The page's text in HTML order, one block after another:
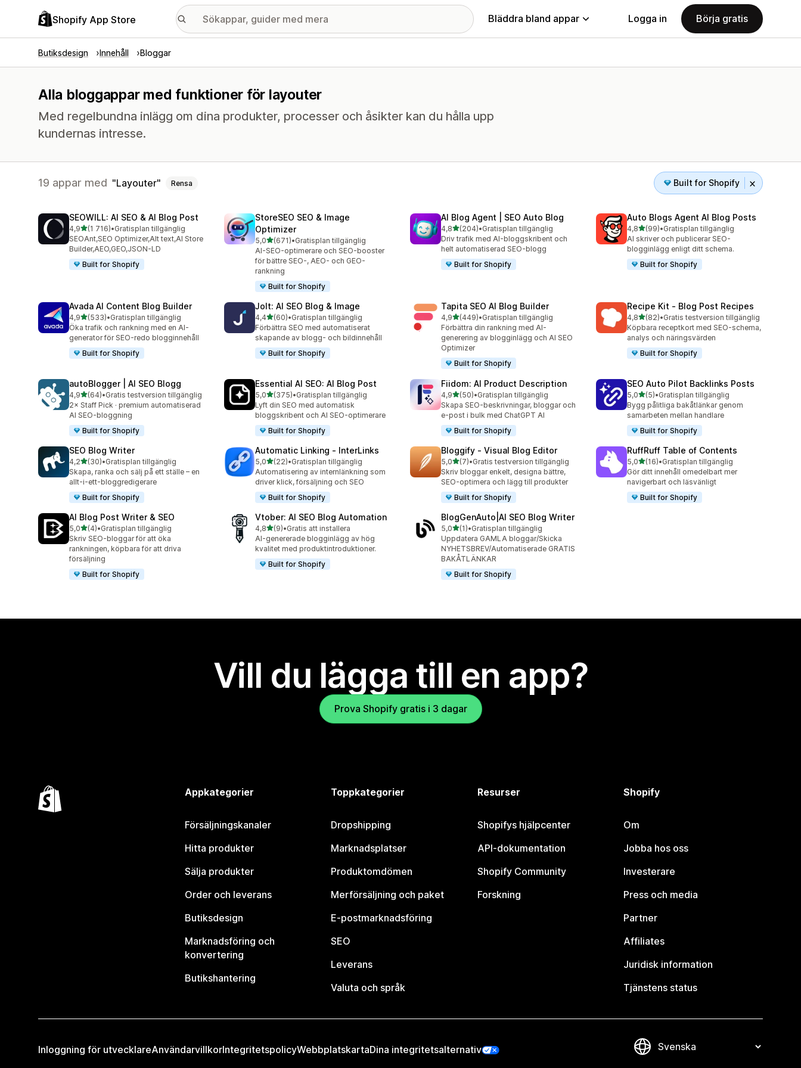
Shopify App Store Bläddra bland appar Logga in Börja gratis
Butiksdesign Innehåll Bloggar
Alla bloggappar med funktioner för layouter
Med regelbundna inlägg om dina produkter, processer och åsikter kan du hålla upp
kundernas intresse.
19 appar med Layouter Rensa Built for Shopify
SEOWILL: AI SEO & AI Blog Post
4,9av 5 stjärnor
(1 716)
1716 recensioner totalt
•Gratisplan tillgänglig
SEOAnt,SEO Optimizer,Alt text,AI Store
Builder,AEO,GEO,JSON-LD
Built for Shopify
StoreSEO SEO & Image
Optimizer
5,0av 5 stjärnor
(671)
671 recensioner totalt
•Gratisplan tillgänglig
AI-SEO-optimerare och SEO-booster
för bättre SEO-, AEO- och GEO-
rankning
Built for Shopify
AI Blog Agent | SEO Auto Blog
4,8av 5 stjärnor
(204)
204 recensioner totalt
•Gratisplan tillgänglig
Driv trafik med AI-bloggskribent och
helt automatiserad SEO-blogg
Built for Shopify
Auto Blogs Agent AI Blog Posts
4,8av 5 stjärnor
(99)
99 recensioner totalt
•Gratisplan tillgänglig
AI skriver och publicerar SEO-
blogginlägg enligt ditt schema.
Built for Shopify
Avada AI Content Blog Builder
4,9av 5 stjärnor
(533)
533 recensioner totalt
•Gratisplan tillgänglig
Öka trafik och rankning med en AI-
generator för SEO-redo blogginnehåll
Built for Shopify
Jolt: AI SEO Blog & Image
4,4av 5 stjärnor
(60)
60 recensioner totalt
•Gratisplan tillgänglig
Förbättra SEO med automatiserat
skapande av blogg- och bildinnehåll
Built for Shopify
Tapita SEO AI Blog Builder
4,9av 5 stjärnor
(449)
449 recensioner totalt
•Gratisplan tillgänglig
Förbättra din rankning med AI-
generering av blogginlägg och AI SEO
Optimizer
Built for Shopify
Recipe Kit ‑ Blog Post Recipes
4,8av 5 stjärnor
(82)
82 recensioner totalt
•Gratis testversion tillgänglig
Köpbara receptkort med SEO-schema,
analys och näringsvärden
Built for Shopify
autoBlogger | AI SEO Blogg
4,9av 5 stjärnor
(64)
64 recensioner totalt
•Gratis testversion tillgänglig
2× Staff Pick · premium automatiserad
AI SEO-bloggning
Built for Shopify
Essential AI SEO: AI Blog Post
5,0av 5 stjärnor
(375)
375 recensioner totalt
•Gratisplan tillgänglig
Lyft din SEO med automatisk
bloggskribent och AI SEO-optimerare
Built for Shopify
Fiidom: AI Product Description
4,9av 5 stjärnor
(50)
50 recensioner totalt
•Gratisplan tillgänglig
Skapa SEO-beskrivningar, bloggar och
e-post i bulk med ChatGPT AI
Built for Shopify
SEO Auto Pilot Backlinks Posts
5,0av 5 stjärnor
(5)
5 recensioner totalt
•Gratisplan tillgänglig
Bygg pålitliga bakåtlänkar genom
samarbeten mellan handlare
Built for Shopify
SEO Blog Writer
4,2av 5 stjärnor
(30)
30 recensioner totalt
•Gratisplan tillgänglig
Skapa, ranka och sälj på ett ställe – en
allt-i-ett-bloggredigerare
Built for Shopify
Automatic Linking ‑ InterLinks
5,0av 5 stjärnor
(22)
22 recensioner totalt
•Gratisplan tillgänglig
Automatisering av internlänkning som
driver klick, försäljning och SEO
Built for Shopify
Bloggify ‑ Visual Blog Editor
5,0av 5 stjärnor
(7)
7 recensioner totalt
•Gratis testversion tillgänglig
Skriv bloggar enkelt, designa bättre,
SEO-optimera och lägg till produkter
Built for Shopify
RuffRuff Table of Contents
5,0av 5 stjärnor
(16)
16 recensioner totalt
•Gratisplan tillgänglig
Gör ditt innehåll omedelbart mer
navigerbart och läsvänligt
Built for Shopify
AI Blog Post Writer & SEO
5,0av 5 stjärnor
(4)
4 recensioner totalt
•Gratisplan tillgänglig
Skriv SEO-bloggar för att öka
rankningen, köpbara för att driva
försäljning
Built for Shopify
Vtober: AI SEO Blog Automation
4,8av 5 stjärnor
(9)
9 recensioner totalt
•Gratis att installera
AI-genererade blogginlägg av hög
kvalitet med produktintroduktioner.
Built for Shopify
BlogGenAuto|AI SEO Blog Writer
5,0av 5 stjärnor
(1)
1 recensioner totalt
•Gratisplan tillgänglig
Uppdatera GAMLA bloggar/Skicka
NYHETSBREV/Automatiserade GRATIS
BAKÅTLÄNKAR
Built for Shopify
Vill du lägga till en app?
Prova Shopify gratis i 3 dagar
Appkategorier
Försäljningskanaler
Hitta produkter
Sälja produkter
Order och leverans
Butiksdesign
Marknadsföring och
konvertering
Butikshantering
Toppkategorier
Dropshipping
Marknadsplatser
Produktomdömen
Merförsäljning och paket
E-postmarknadsföring
SEO
Leverans
Valuta och språk
Resurser
Shopifys hjälpcenter
API-dokumentation
Shopify Community
Forskning
Shopify
Om
Jobba hos oss
Investerare
Press och media
Partner
Affiliates
Juridisk information
Tjänstens status
Inloggning för utvecklareAnvändarvillkorIntegritetspolicyWebbplatskartaDina integritetsalternativ